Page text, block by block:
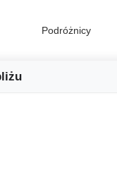
Podróżnicy